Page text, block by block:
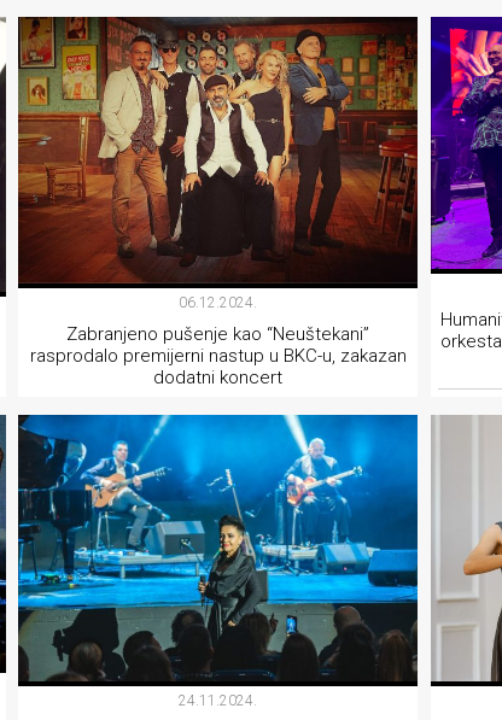
MUZIKA
06.12.2024.
Zabranjeno pušenje kao “Neuštekani”
rasprodalo premijerni nastup u BKC-u, zakazan
dodatni koncert
24.11.2024.